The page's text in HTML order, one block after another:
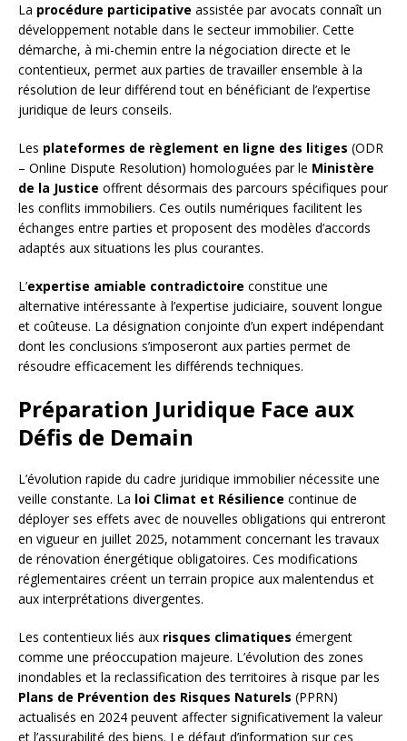
La procédure participative assistée par avocats connaît un
développement notable dans le secteur immobilier. Cette
démarche, à mi-chemin entre la négociation directe et le
contentieux, permet aux parties de travailler ensemble à la
résolution de leur différend tout en bénéficiant de l’expertise
juridique de leurs conseils.
Les plateformes de règlement en ligne des litiges (ODR
– Online Dispute Resolution) homologuées par le Ministère
de la Justice offrent désormais des parcours spécifiques pour
les conflits immobiliers. Ces outils numériques facilitent les
échanges entre parties et proposent des modèles d’accords
adaptés aux situations les plus courantes.
L’expertise amiable contradictoire constitue une
alternative intéressante à l’expertise judiciaire, souvent longue
et coûteuse. La désignation conjointe d’un expert indépendant
dont les conclusions s’imposeront aux parties permet de
résoudre efficacement les différends techniques.
Préparation Juridique Face aux
Défis de Demain
L’évolution rapide du cadre juridique immobilier nécessite une
veille constante. La loi Climat et Résilience continue de
déployer ses effets avec de nouvelles obligations qui entreront
en vigueur en juillet 2025, notamment concernant les travaux
de rénovation énergétique obligatoires. Ces modifications
réglementaires créent un terrain propice aux malentendus et
aux interprétations divergentes.
Les contentieux liés aux risques climatiques émergent
comme une préoccupation majeure. L’évolution des zones
inondables et la reclassification des territoires à risque par les
Plans de Prévention des Risques Naturels (PPRN)
actualisés en 2024 peuvent affecter significativement la valeur
et l’assurabilité des biens. Le défaut d’information sur ces